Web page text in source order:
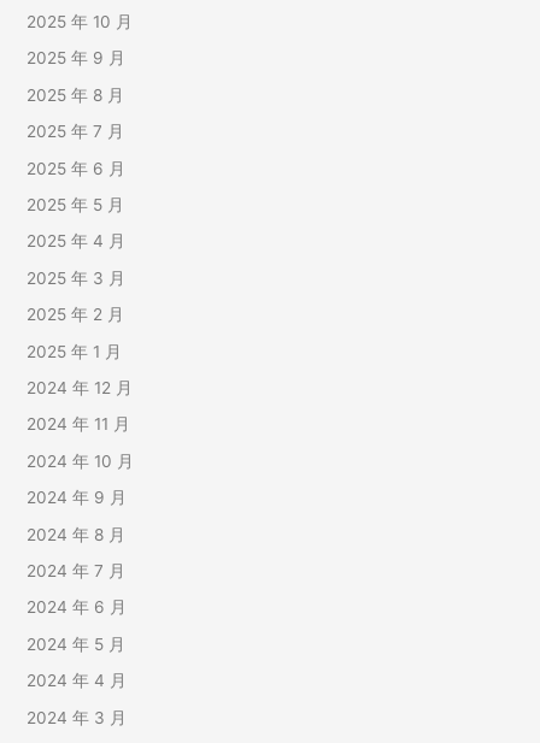
2025 年 10 月
2025 年 9 月
2025 年 8 月
2025 年 7 月
2025 年 6 月
2025 年 5 月
2025 年 4 月
2025 年 3 月
2025 年 2 月
2025 年 1 月
2024 年 12 月
2024 年 11 月
2024 年 10 月
2024 年 9 月
2024 年 8 月
2024 年 7 月
2024 年 6 月
2024 年 5 月
2024 年 4 月
2024 年 3 月